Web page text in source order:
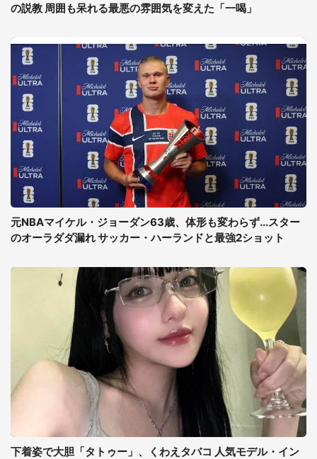
の説教 周囲も呆れる最悪の雰囲気を変えた「一喝」
元NBAマイケル・ジョーダン63歳、体形も変わらず...スター
のオーラダダ漏れ サッカー・ハーランドと最強2ショット
下着姿で大胆「タトゥー」、くわえタバコ 人気モデル・イン